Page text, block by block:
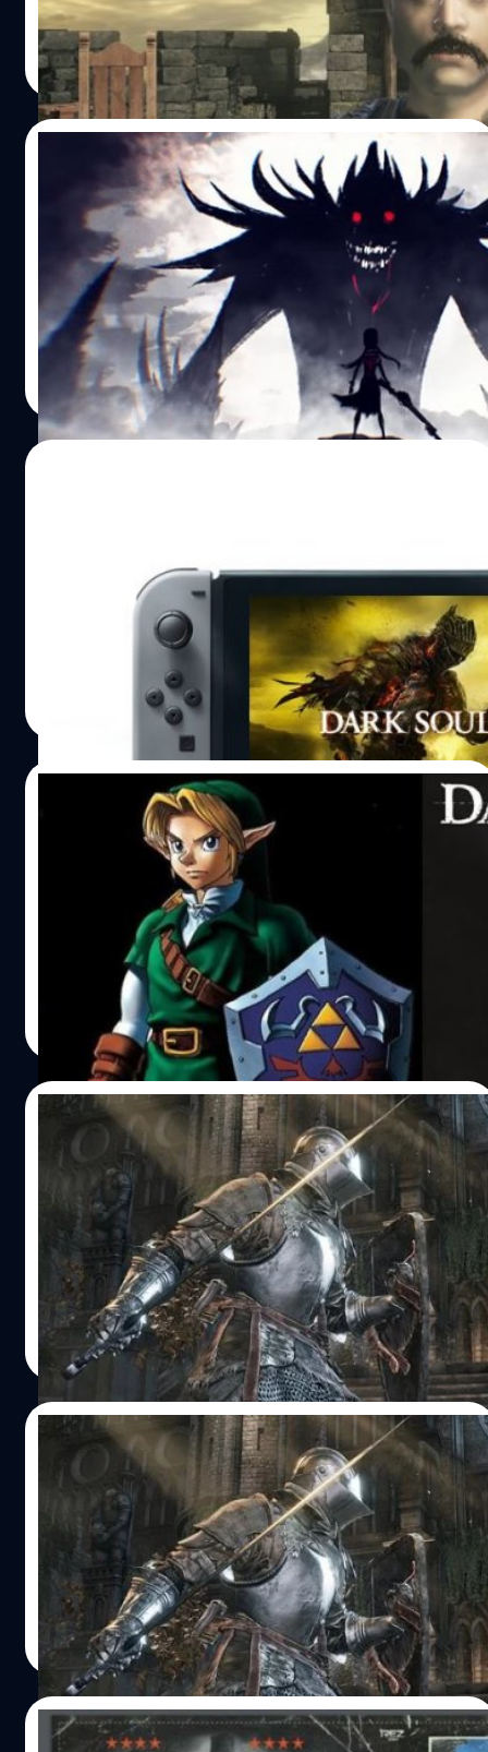
วงศกร ปฐมชัยวัฒน์| 3313 days ago
Read More
17/04/2017
Bandai Namco เตรียมเปิดเกมใหม่วันที่ 20
เมษายน คาดว่าอาจเกี่ยวข้องกับเกม Dark
Souls
ข่าวดี Bandai Namco เตรียมเปิดตัวเกมใหม่วันที่ 20 เมษายน
นี้
วงศกร ปฐมชัยวัฒน์| 3401 days ago
Read More
ข่าวลือ Nintendo Switch เตรียมต้อนรับเกมโหด Dark Souls
| 3531 days ago
ผู้สร้าง Dark Souls ชื่นชมเกม Zelda ว่าเป็น
ตำราของเกมแอ็คชั่น 3D
เมื่อเกม Dark Souls ถูกเทียบกับ Zelda ผู้สร้างจะตอบว่า
อย่างไรมาดูกัน
วงศกร ปฐมชัยวัฒน์| 3593 days ago
Read More
11/05/2016
ซีรีส์เกมโหด Dark Souls ไตรภาคขายได้ 13
ล้านชุด !!
Dark Souls ขายดีรวม 3 ภาคได้เกิน 13 ล้านไปแล้ว ภาคล่าสุด
ยอดส่งเกิน 3 ล้านชุด
วงศกร ปฐมชัยวัฒน์| 3741 days ago
Read More
18/04/2016
เกมโหด Dark Souls 3 ขายได้เร็วที่สุดใน
ประวัติศาสตร์ของค่าย บันไดนัมโค
Dark Souls 3 ขายได้เร็วแรงที่สุดประจำค่าย บันไดนันโค
วงศกร ปฐมชัยวัฒน์| 3764 days ago
Read More
15/04/2016